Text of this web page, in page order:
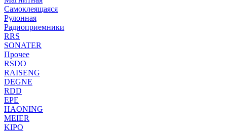
Самоклеящаяся
Рулонная
Радиоприемники
RRS
SONATER
Прочее
RSDO
RAISENG
DEGNE
RDD
EPE
HAONING
MEIER
KIPO